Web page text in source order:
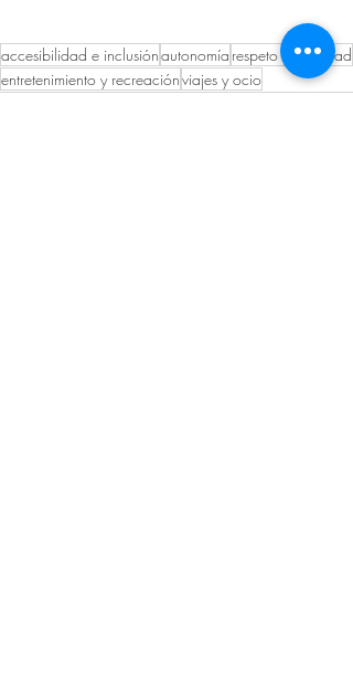
accesibilidad e inclusiónautonomía respeto y dignidad
entretenimiento y recreaciónviajes y ocio